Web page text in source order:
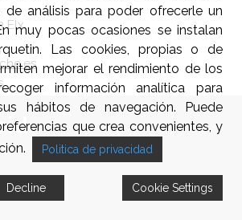
Elx
de análisis para poder ofrecerle un
muy pocas ocasiones se instalan
Las cookies, propias o de
mejorar el rendimiento de los
información analítica para
hábitos de navegación. Puede
que crea convenientes, y
Politica de privacidad
Decline Cookie Settings